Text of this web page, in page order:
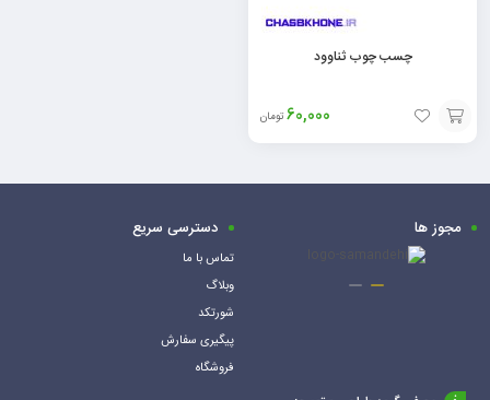
چسب چوب ثناوود
60,000 تومان
افزودن
به
مجوز ها دسترسی سریع
تماس با ما
وبلاگ
شورتکد
پیگیری سفارش
فروشگاه